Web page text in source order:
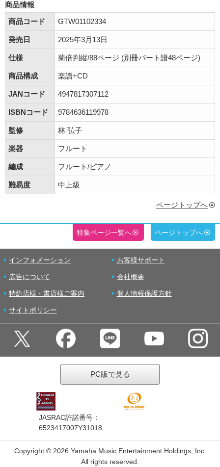
商品情報
商品コード
GTW01102334
発売日 2025年3月13日
仕様 菊倍判縦/88ページ (別冊パート譜48ページ)
商品構成 楽譜+CD
JANコード 4947817307112
ISBNコード 9784636119978
監修 林 弘子
楽器 フルート
編成 フルート/ピアノ
難易度 中上級
ページトップへ
特集ページ一覧へ ページトップへ
インフォメーション お客様サポート
広告について 会社概要
特約店様・書店様ご案内 個人情報保護方針
サイトポリシー
PC版で見る
JASRAC許諾番号：
6523417007Y31018
Copyright © 2026 Yamaha Music Entertainment Holdings, Inc.
All rights reserved.